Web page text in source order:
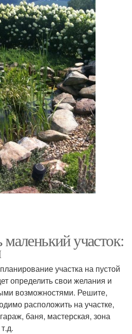
участок:
участка на пустой
определить свои желания и
возможностями. Решите,
расположить на участке,
баня, мастерская, зона